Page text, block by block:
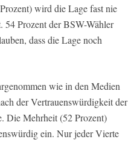
wird die Lage fast nie
54 Prozent der BSW-Wähler
dass die Lage noch
wie in den Medien
der Vertrauenswürdigkeit der
Die Mehrheit (52 Prozent)
ein. Nur jeder Vierte